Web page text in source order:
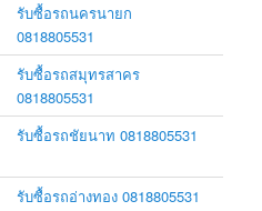
รับซื้อรถนครนายก
0818805531
รับซื้อรถสมุทรสาคร
0818805531
รับซื้อรถชัยนาท 0818805531
รับซื้อรถอ่างทอง 0818805531